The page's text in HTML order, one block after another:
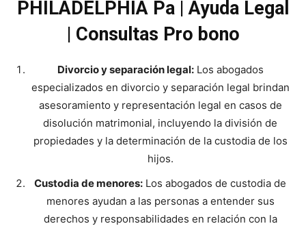
PHILADELPHIA Pa | Ayuda Legal
| Consultas Pro bono
Divorcio y separación legal:Los abogados
especializados en divorcio y separación legal brindan
asesoramiento y representación legal en casos de
disolución matrimonial, incluyendo la división de
propiedades y la determinación de la custodia de los
hijos.
Custodia de menores: Los abogados de custodia de
menores ayudan a las personas a entender sus
derechos y responsabilidades en relación con la